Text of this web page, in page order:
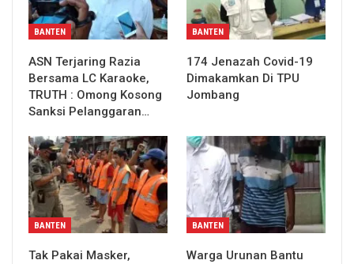
BANTEN
ASN Terjaring Razia
Bersama LC Karaoke,
TRUTH : Omong Kosong
Sanksi Pelanggaran…
BANTEN
174 Jenazah Covid-19
Dimakamkan Di TPU
Jombang
BANTEN
Tak Pakai Masker,
BANTEN
Warga Urunan Bantu